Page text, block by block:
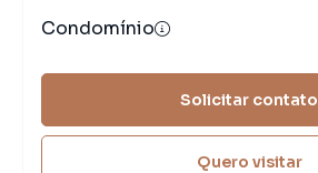
Condomínio
Solicitar contato
Quero visitar